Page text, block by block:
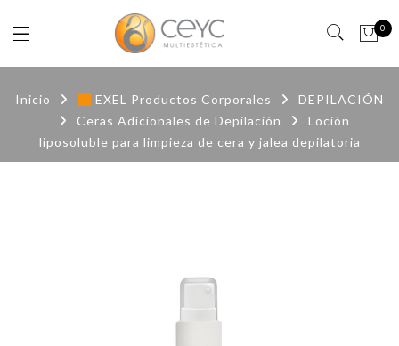
0
Inicio EXEL Productos Corporales
DEPILACIÓN
Ceras Adicionales de Depilación
Loción
liposoluble para limpieza de cera y jalea depilatoria